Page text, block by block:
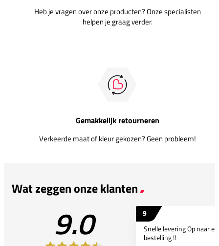
Heb je vragen over onze producten? Onze specialisten
helpen je graag verder.
Gemakkelijk retourneren
Verkeerde maat of kleur gekozen? Geen probleem!
Wat zeggen onze klanten
9.0
9
Snelle levering Op naar
bestelling !!